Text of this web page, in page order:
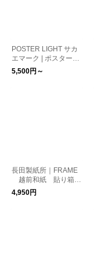
POSTER LIGHT サカ
エマーク | ポスターラ
イト ポスター型照明
5,500円～
長田製紙所｜FRAME
越前和紙 貼り箱
フレーム / 長田製紙所
4,950円